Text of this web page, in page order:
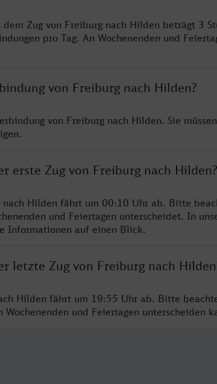
Zug von Freiburg nach Hilden beträgt 3
pro Tag. An Wochenenden und
von Freiburg nach Hilden?
von Freiburg nach Hilden. Sie
erste Zug von Freiburg nach Hilden?
nach Hilden fährt um 00:10 Uhr ab. Bitte
und Feiertagen unterscheidet. In
Informationen auf einen Blick.
letzte Zug von Freiburg nach
Hilden fährt um 19:55 Uhr ab. Bitte
und Feiertagen unterscheiden